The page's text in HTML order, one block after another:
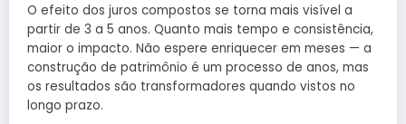
O efeito dos juros compostos se torna mais visível a
partir de 3 a 5 anos. Quanto mais tempo e consistência,
maior o impacto. Não espere enriquecer em meses — a
construção de patrimônio é um processo de anos, mas
os resultados são transformadores quando vistos no
longo prazo.